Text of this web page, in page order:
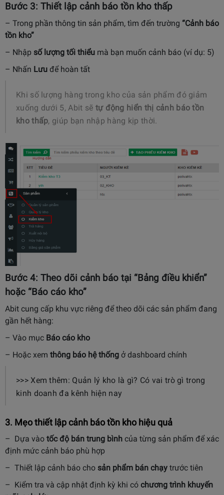
Bước 3: Thiết lập cảnh báo tồn kho thấp
– Trong phần thông tin sản phẩm, tìm đến trường “Cảnh báo
tồn kho”
– Nhập số lượng tối thiểu mà bạn muốn cảnh báo (ví dụ: 5)
– Nhấn Lưu để hoàn tất
Khi số lượng hàng trong kho của sản phẩm đó giảm
xuống dưới 5, Abit sẽ tự động hiển thị cảnh báo tồn
kho thấp, giúp bạn nhập hàng kịp thời.
Bước 4: Theo dõi cảnh báo tại “Bảng điều khiển”
hoặc “Báo cáo kho”
Abit cung cấp khu vực riêng để theo dõi các sản phẩm đang
gần hết hàng:
– Vào mục Báo cáo kho
– Hoặc xem thông báo hệ thống ở dashboard chính
>>> Xem thêm: Quản lý kho là gì? Có vai trò gì trong
kinh doanh đa kênh hiện nay
3. Mẹo thiết lập cảnh báo tồn kho hiệu quả
– Dựa vào tốc độ bán trung bình của từng sản phẩm để xác
định mức cảnh báo phù hợp
– Thiết lập cảnh báo cho sản phẩm bán chạy trước tiên
– Kiểm tra và cập nhật định kỳ khi có chương trình khuyến